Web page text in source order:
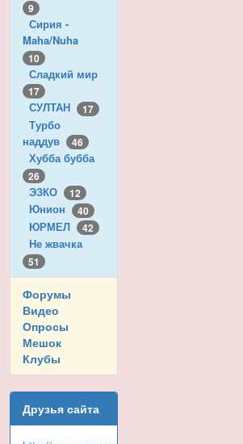
9
Сирия -
Maha/Nuha
10
Сладкий мир
17
СУЛТАН 17
Турбо
наддув
46
Хубба бубба
26
ЭЗКО 12
Юнион 40
ЮРМЕЛ 42
Не жвачка
51
Форумы
Видео
Опросы
Мешок
Клубы
Друзья сайта